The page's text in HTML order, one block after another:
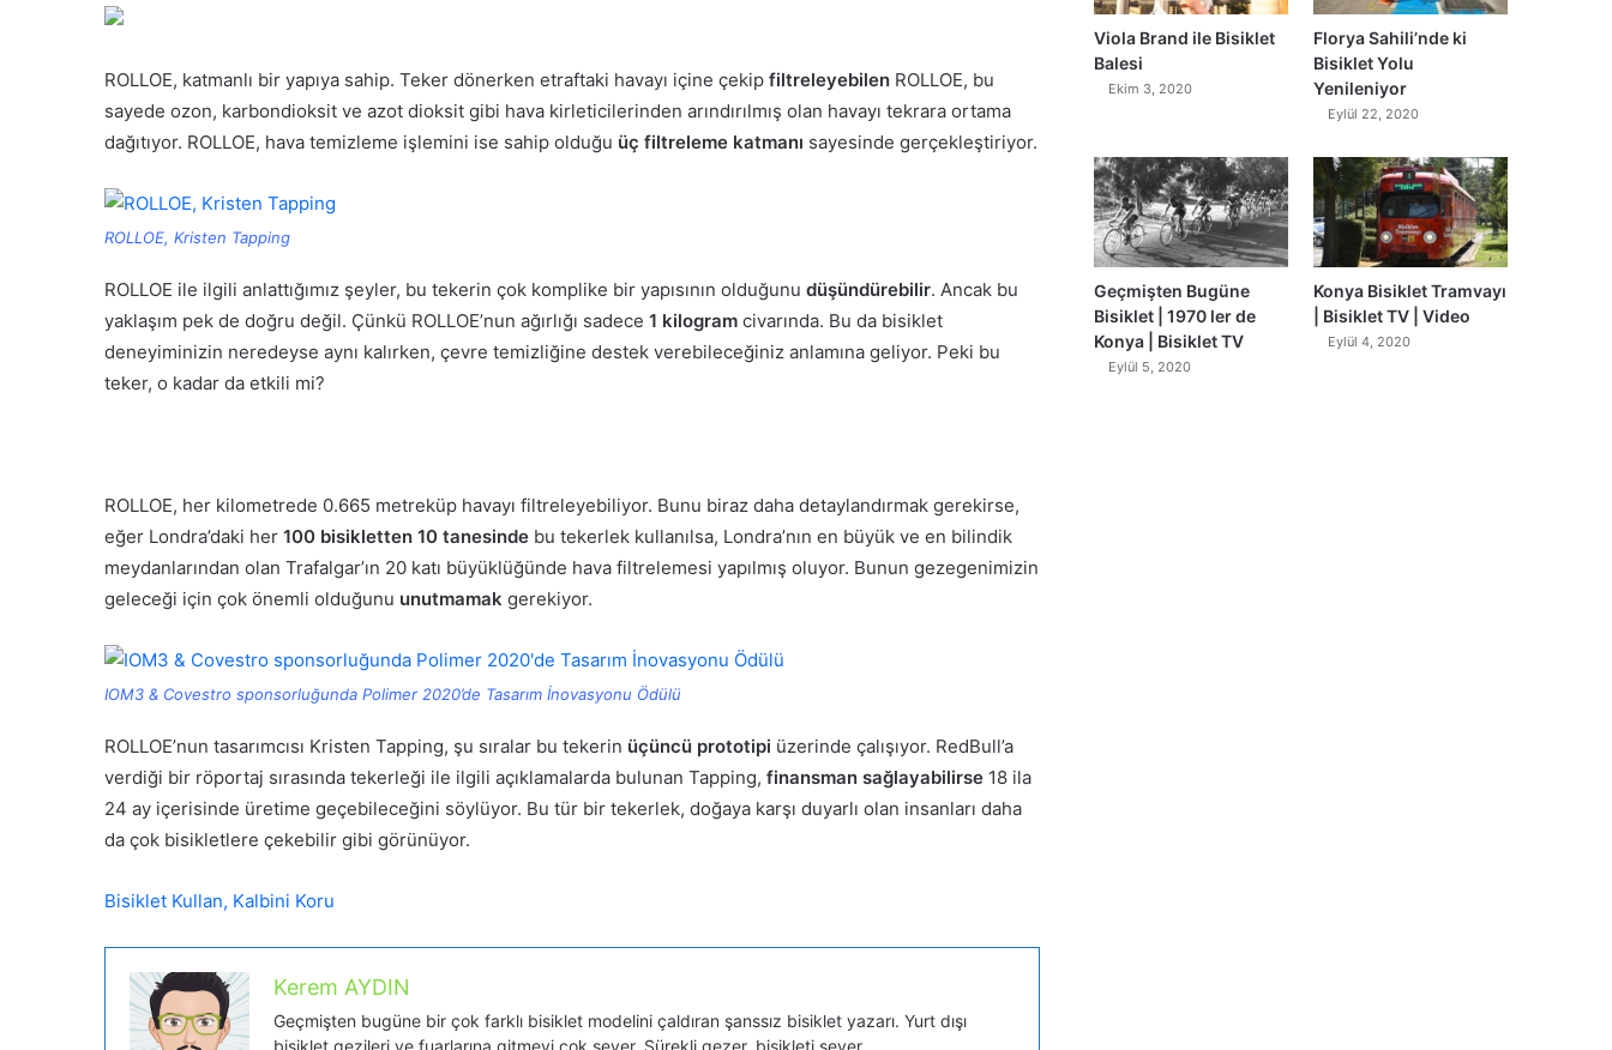
ROLLOE, katmanlı bir yapıya sahip. Teker dönerken etraftaki havayı içine çekip filtreleyebilen ROLLOE, bu
sayede ozon, karbondioksit ve azot dioksit gibi hava kirleticilerinden arındırılmış olan havayı tekrara ortama
dağıtıyor. ROLLOE, hava temizleme işlemini ise sahip olduğu üç filtreleme katmanı sayesinde gerçekleştiriyor.
ROLLOE, Kristen Tapping
ROLLOE ile ilgili anlattığımız şeyler, bu tekerin çok komplike bir yapısının olduğunu düşündürebilir. Ancak bu
yaklaşım pek de doğru değil. Çünkü ROLLOE’nun ağırlığı sadece 1 kilogram civarında. Bu da bisiklet
deneyiminizin neredeyse aynı kalırken, çevre temizliğine destek verebileceğiniz anlamına geliyor. Peki bu
teker, o kadar da etkili mi?
ROLLOE, her kilometrede 0.665 metreküp havayı filtreleyebiliyor. Bunu biraz daha detaylandırmak gerekirse,
eğer Londra’daki her 100 bisikletten 10 tanesinde bu tekerlek kullanılsa, Londra’nın en büyük ve en bilindik
meydanlarından olan Trafalgar’ın 20 katı büyüklüğünde hava filtrelemesi yapılmış oluyor. Bunun gezegenimizin
geleceği için çok önemli olduğunu unutmamak gerekiyor.
IOM3 & Covestro sponsorluğunda Polimer 2020’de Tasarım İnovasyonu Ödülü
ROLLOE’nun tasarımcısı Kristen Tapping, şu sıralar bu tekerin üçüncü prototipi üzerinde çalışıyor. RedBull’a
verdiği bir röportaj sırasında tekerleği ile ilgili açıklamalarda bulunan Tapping, finansman sağlayabilirse 18 ila
24 ay içerisinde üretime geçebileceğini söylüyor. Bu tür bir tekerlek, doğaya karşı duyarlı olan insanları daha
da çok bisikletlere çekebilir gibi görünüyor.
Bisiklet Kullan, Kalbini Koru
Kerem AYDIN
Geçmişten bugüne bir çok farklı bisiklet modelini çaldıran şanssız bisiklet yazarı. Yurt dışı
bisiklet gezileri ve fuarlarına gitmeyi çok sever. Sürekli gezer, bisikleti sever.
Viola Brand ile Bisiklet
Balesi
Ekim 3, 2020
Florya Sahili’nde ki
Bisiklet Yolu
Yenileniyor
Eylül 22, 2020
Geçmişten Bugüne
Bisiklet | 1970 ler de
Konya | Bisiklet TV
Eylül 5, 2020
Konya Bisiklet Tramvayı
| Bisiklet TV | Video
Eylül 4, 2020